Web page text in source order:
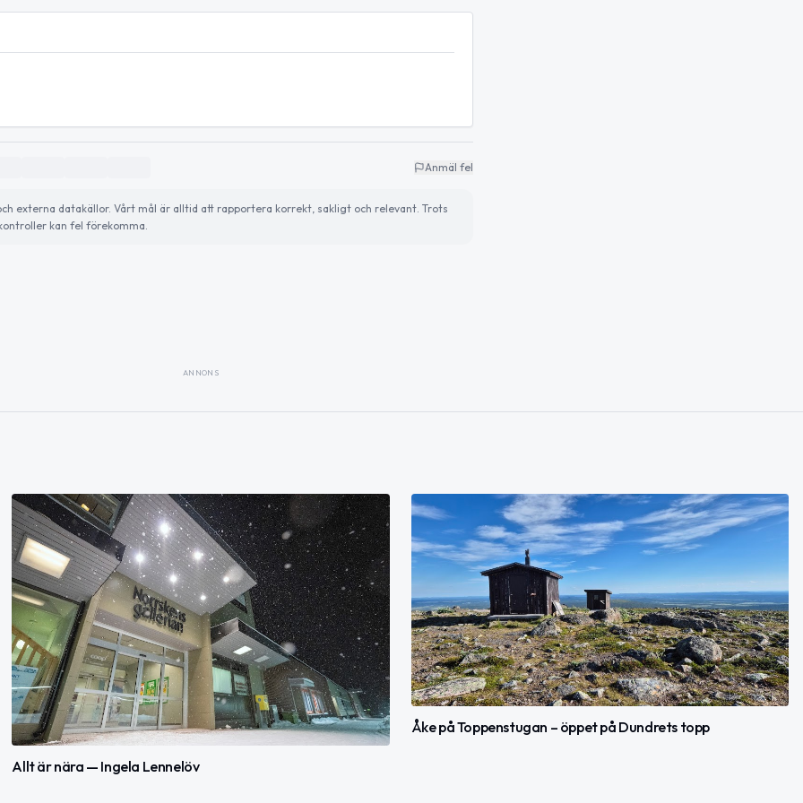
Anmäl fel
externa datakällor. Vårt mål är alltid att rapportera korrekt, sakligt och relevant. Trots
kan fel förekomma.
ANNONS
Allt är nära — Ingela Lennelöv
Åke på Toppenstugan – öppet på Dundrets topp